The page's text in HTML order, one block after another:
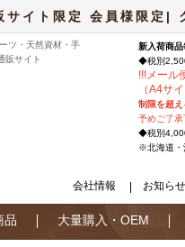
サイト限定 会員様限定|
ツ・天然資材・手
販サイト
新入荷商品
◆税別
!!!メール
（A4サ
制限を超
予めご了承
◆税別
※北海道・
会社情報 お知らせ
品 大量購入・OEM